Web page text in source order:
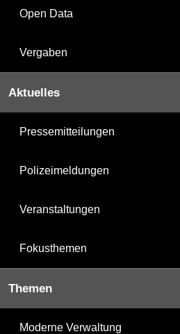
Open Data
Vergaben
Aktuelles
Pressemitteilungen
Polizeimeldungen
Veranstaltungen
Fokusthemen
Themen
Moderne Verwaltung